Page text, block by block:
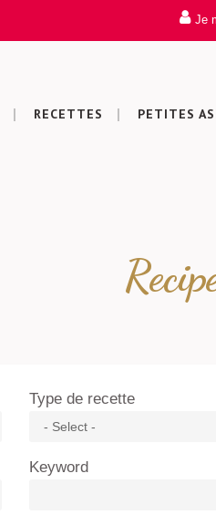
Je
RECETTES PETITES
Type de recette
Keyword